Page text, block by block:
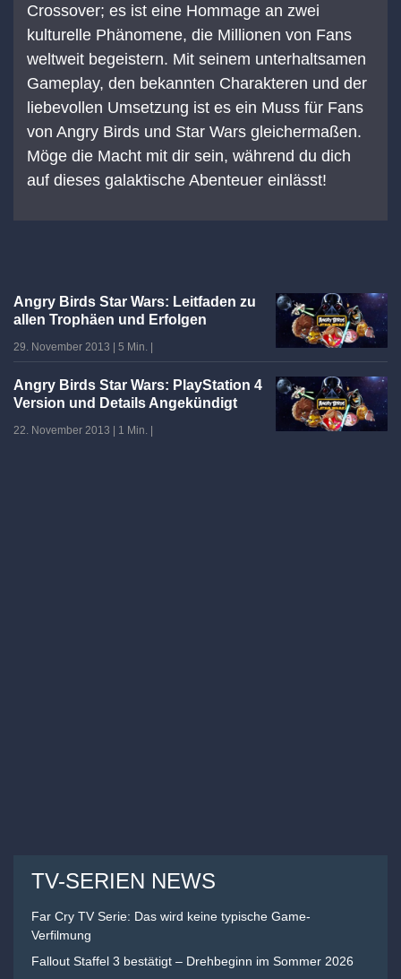
Crossover; es ist eine Hommage an zwei
kulturelle Phänomene, die Millionen von Fans
weltweit begeistern. Mit seinem unterhaltsamen
Gameplay, den bekannten Charakteren und der
liebevollen Umsetzung ist es ein Muss für Fans
von Angry Birds und Star Wars gleichermaßen.
Möge die Macht mit dir sein, während du dich
auf dieses galaktische Abenteuer einlässt!
Angry Birds Star Wars: Leitfaden zu
allen Trophäen und Erfolgen
29. November 2013 5 Min.
Angry Birds Star Wars: PlayStation 4
Version und Details Angekündigt
22. November 2013 1 Min.
TV-SERIEN NEWS
Far Cry TV Serie: Das wird keine typische Game-
Verfilmung
Fallout Staffel 3 bestätigt – Drehbeginn im Sommer 2026